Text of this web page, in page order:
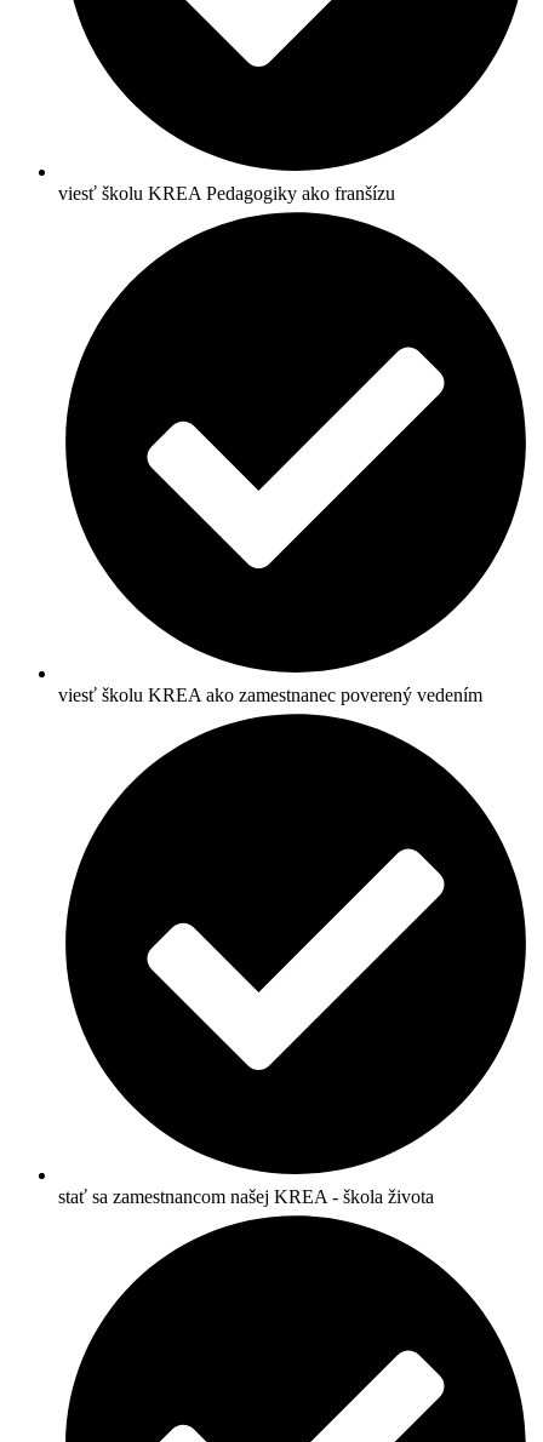
viesť školu KREA Pedagogiky ako franšízu
viesť školu KREA ako zamestnanec poverený vedením
stať sa zamestnancom našej KREA - škola života